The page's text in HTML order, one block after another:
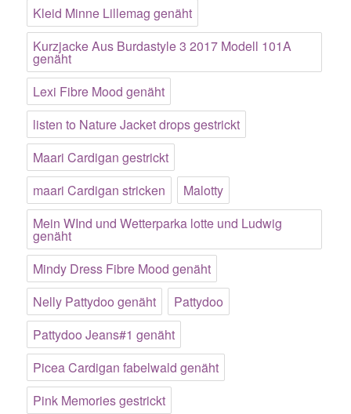
Kleid Minne Lillemag genäht
Kurzjacke Aus Burdastyle 3 2017 Modell 101A
genäht
Lexi Fibre Mood genäht
listen to Nature Jacket drops gestrickt
Maari Cardigan gestrickt
maari Cardigan stricken
Malotty
Mein WInd und Wetterparka lotte und Ludwig
genäht
Mindy Dress Fibre Mood genäht
Nelly Pattydoo genäht
Pattydoo
Pattydoo Jeans#1 genäht
Picea Cardigan fabelwald genäht
Pink Memories gestrickt